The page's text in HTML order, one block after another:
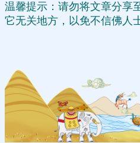
温馨提示：请勿将文章分享
它无关地方，以免不信佛人